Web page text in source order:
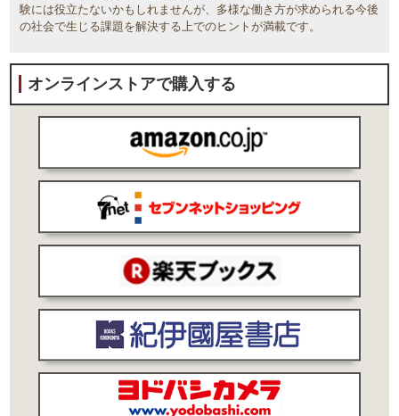
験には役立たないかもしれませんが、多様な働き方が求められる今後
の社会で生じる課題を解決する上でのヒントが満載です。
オンラインストアで購入する